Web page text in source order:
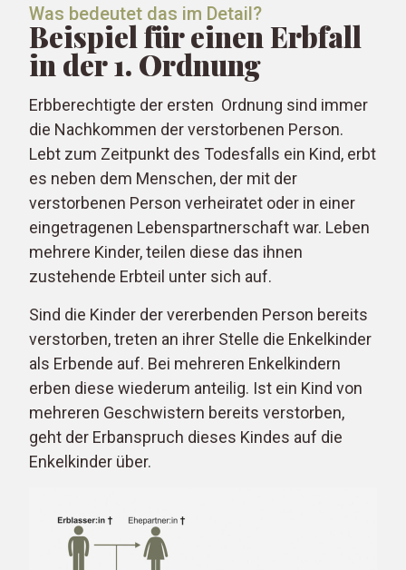
Was bedeutet das im Detail?
Beispiel für einen Erbfall
in der 1. Ordnung
Erbberechtigte der ersten Ordnung sind immer
die Nachkommen der verstorbenen Person.
Lebt zum Zeitpunkt des Todesfalls ein Kind, erbt
es neben dem Menschen, der mit der
verstorbenen Person verheiratet oder in einer
eingetragenen Lebenspartnerschaft war. Leben
mehrere Kinder, teilen diese das ihnen
zustehende Erbteil unter sich auf.
Sind die Kinder der vererbenden Person bereits
verstorben, treten an ihrer Stelle die Enkelkinder
als Erbende auf. Bei mehreren Enkelkindern
erben diese wiederum anteilig. Ist ein Kind von
mehreren Geschwistern bereits verstorben,
geht der Erbanspruch dieses Kindes auf die
Enkelkinder über.